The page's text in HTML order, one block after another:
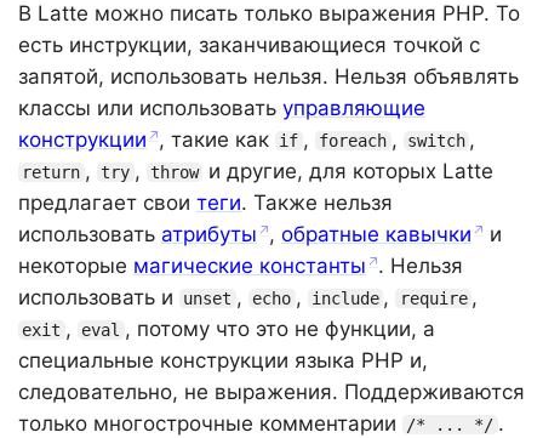
В Latte можно писать только выражения PHP. То
есть инструкции, заканчивающиеся точкой с
запятой, использовать нельзя. Нельзя объявлять
классы или использовать управляющие
конструкции , такие как if , foreach , switch ,
return , try , throw и другие, для которых Latte
предлагает свои теги. Также нельзя
использовать атрибуты , обратные кавычки
и
некоторые магические константы . Нельзя
использовать и
unset , echo , include , require ,
exit , eval , потому что это не функции, а
специальные конструкции языка PHP и,
следовательно, не выражения. Поддерживаются
только многострочные комментарии
/* ... */ .